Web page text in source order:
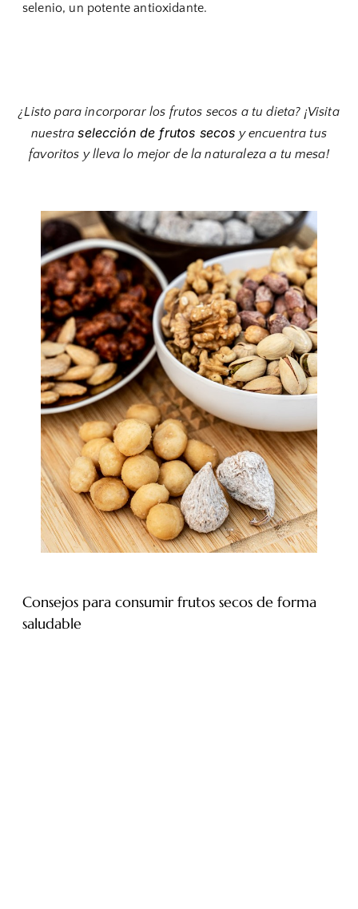
selenio, un potente antioxidante.
¿Listo para incorporar los frutos secos a tu dieta? ¡Visita
nuestraselección de frutos secos y encuentra tus
favoritos y lleva lo mejor de la naturaleza a tu mesa!
Consejos para consumir frutos secos de forma
saludable